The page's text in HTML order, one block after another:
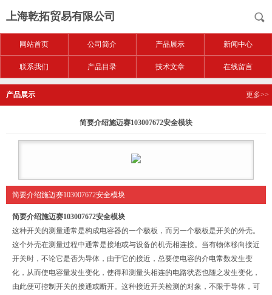
上海乾拓贸易有限公司
网站首页 公司简介 产品展示 新闻中心
联系我们 产品目录 技术文章 在线留言
产品展示 更多>>
简要介绍施迈赛103007672安全模块
简要介绍施迈赛103007672安全模块
简要介绍施迈赛103007672安全模块
这种开关的测量通常是构成电容器的一个极板，而另一个极板是开关的外壳。
这个外壳在测量过程中通常是接地或与设备的机壳相连接。当有物体移向接近
开关时，不论它是否为导体，由于它的接近，总要使电容的介电常数发生变
化，从而使电容量发生变化，使得和测量头相连的电路状态也随之发生变化，
由此便可控制开关的接通或断开。这种接近开关检测的对象，不限于导体，可